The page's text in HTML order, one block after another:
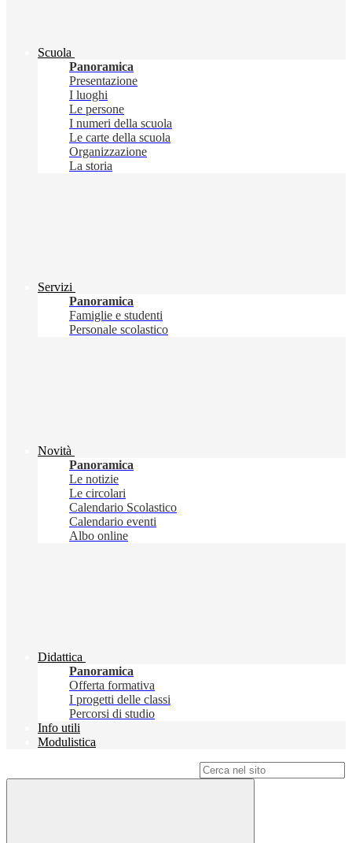
Scuola
Panoramica
Presentazione
I luoghi
Le persone
I numeri della scuola
Le carte della scuola
Organizzazione
La storia
Servizi
Panoramica
Famiglie e studenti
Personale scolastico
Novità
Panoramica
Le notizie
Le circolari
Calendario Scolastico
Calendario eventi
Albo online
Didattica
Panoramica
Offerta formativa
I progetti delle classi
Percorsi di studio
Info utili
Modulistica